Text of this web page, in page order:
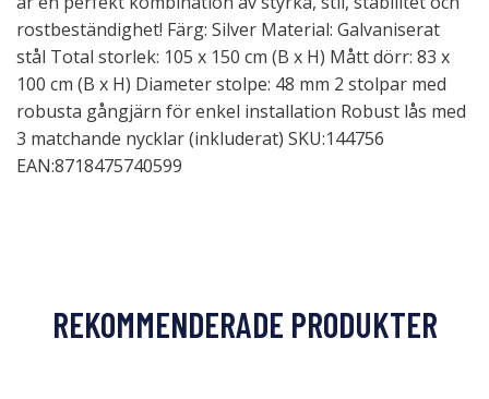
rostbeständighet! Färg: Silver Material: Galvaniserat
stål Total storlek: 105 x 150 cm (B x H) Mått dörr: 83 x
100 cm (B x H) Diameter stolpe: 48 mm 2 stolpar med
robusta gångjärn för enkel installation Robust lås med
3 matchande nycklar (inkluderat) SKU:144756
EAN:8718475740599
REKOMMENDERADE PRODUKTER